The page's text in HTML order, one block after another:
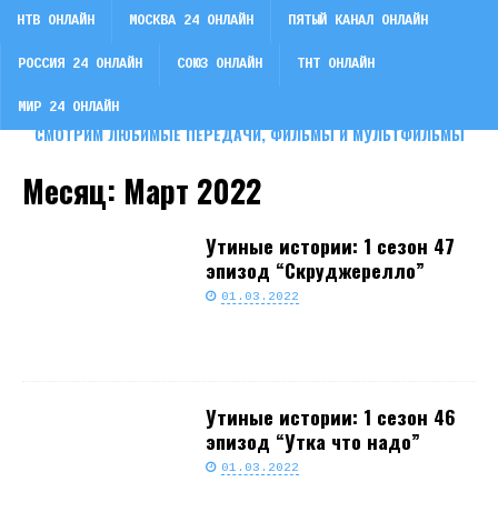
СМОТРИМ ЛЮБИМЫЕ ПЕРЕДАЧИ, ФИЛЬМЫ И МУЛЬТФИЛЬМЫ
НТВ ОНЛАЙН МОСКВА 24 ОНЛАЙН ПЯТЫЙ КАНАЛ ОНЛАЙН
РОССИЯ 24 ОНЛАЙН СОЮЗ ОНЛАЙН ТНТ ОНЛАЙН
МИР 24 ОНЛАЙН
Месяц: Март 2022
Утиные истории: 1 сезон 47
эпизод “Скруджерелло”
01.03.2022
Утиные истории: 1 сезон 46
эпизод “Утка что надо”
01.03.2022